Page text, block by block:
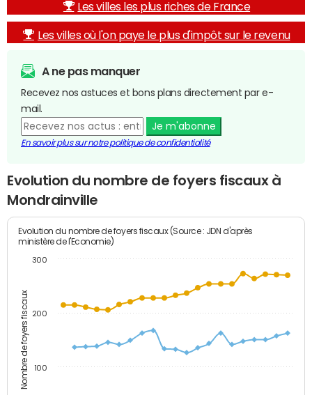
Les villes les plus riches de France
Les villes où l'on paye le plus d'impôt sur le revenu
A ne pas manquer
Recevez nos astuces et bons plans directement par e-
mail.
Je m'abonne
En savoir plus sur notre politique de confidentialité
Evolution du nombre de foyers fiscaux à
Mondrainville
Nombre de foyers fiscaux
Evolution du nombre de foyers fiscaux (Source : JDN d'après
ministère de l'Economie)
100
200
300